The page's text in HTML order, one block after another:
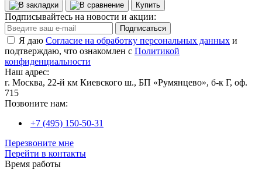
Купить
Подписывайтесь на новости и акции:
Подписаться
Я даю Согласие на обработку персональных данных и
подтверждаю, что ознакомлен с Политикой
конфиденциальности
Наш адрес:
г. Москва, 22-й км Киевского ш., БП «Румянцево», б-к Г, оф.
715
Позвоните нам:
+7 (495) 150-50-31
Перезвоните мне
Перейти в контакты
Время работы